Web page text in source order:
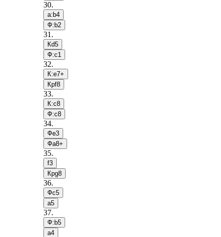
30.
a:b4
Ф:b2
31 .
Кd5
Ф:c1
32.
К:e7+
Крf8
33.
К:c8
Ф:c8
34.
Фe3
Фa8+
35.
f3
Крg8
36.
Фc5
a5
37.
Ф:b5
a4